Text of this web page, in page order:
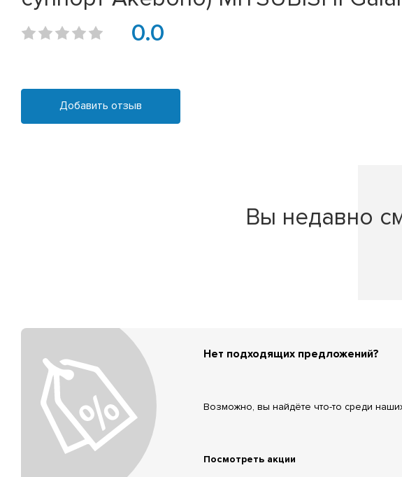
0.0
Добавить отзыв
Вы недавно
Нет подходящих предложений?
Возможно, вы найдёте что-то среди
Посмотреть акции